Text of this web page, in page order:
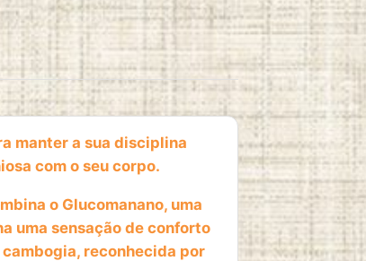
manter a sua disciplina
com o seu corpo.
o Glucomanano, uma
uma sensação de conforto
reconhecida por